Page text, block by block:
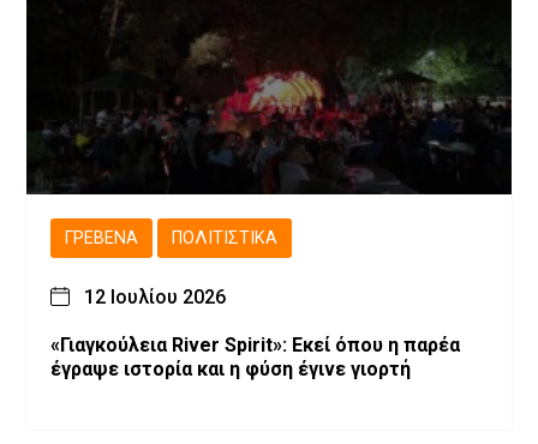
ΓΡΕΒΕΝΆ ΠΟΛΙΤΙΣΤΙΚΆ
12 Ιουλίου 2026
«Γιαγκούλεια River Spirit»: Εκεί όπου η παρέα
έγραψε ιστορία και η φύση έγινε γιορτή